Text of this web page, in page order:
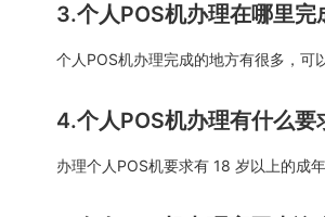
3.个人POS机办理在哪里完
个人POS机办理完成的地方有很多，可
4.个人POS机办理有什么要
办理个人POS机要求有 18 岁以上的成